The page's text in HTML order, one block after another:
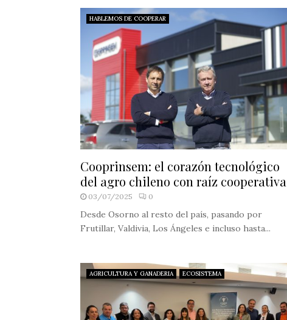
HABLEMOS DE COOPERAR
Cooprinsem: el corazón tecnológico
del agro chileno con raíz cooperativa
03/07/2025 0
Desde Osorno al resto del país, pasando por
Frutillar, Valdivia, Los Ángeles e incluso hasta...
AGRICULTURA Y GANADERIA ECOSISTEMA